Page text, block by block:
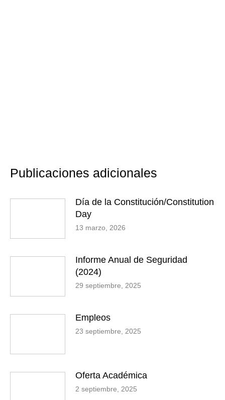
Publicaciones adicionales
Día de la Constitución/Constitution
Day
13 marzo, 2026
Informe Anual de Seguridad
(2024)
29 septiembre, 2025
Empleos
23 septiembre, 2025
Oferta Académica
2 septiembre, 2025